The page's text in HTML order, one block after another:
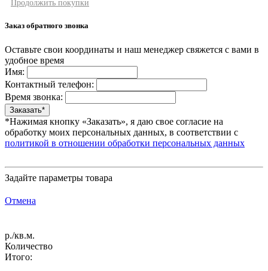
Продолжить покупки
Заказ обратного звонка
Оставьте свои координаты и наш менеджер свяжется с вами в
удобное время
Имя:
Контактный телефон:
Время звонка:
*Нажимая кнопку «Заказать», я даю свое согласие на
обработку моих персональных данных, в соответствии с
политикой в отношении обработки персональных данных
Задайте параметры товара
Отмена
р./кв.м.
Количество
Итого: